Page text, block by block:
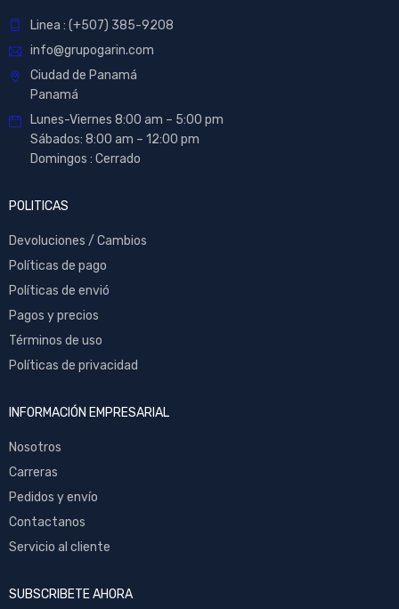
Linea : (+507) 385-9208
info@grupogarin.com
Ciudad de Panamá
Panamá
Lunes-Viernes 8:00 am – 5:00 pm
Sábados: 8:00 am – 12:00 pm
Domingos : Cerrado
POLITICAS
Devoluciones / Cambios
Políticas de pago
Políticas de envió
Pagos y precios
Términos de uso
Políticas de privacidad
INFORMACIÓN EMPRESARIAL
Nosotros
Carreras
Pedidos y envío
Contactanos
Servicio al cliente
SUBSCRIBETE AHORA